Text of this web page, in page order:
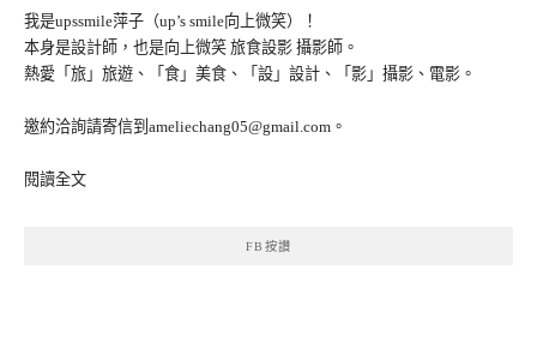
我是upssmile萍子（up’s smile向上微笑）！
本身是設計師，也是向上微笑 旅食設影 攝影師。
熱愛「旅」旅遊、「食」美食、「設」設計、「影」攝影、電影。
邀約洽詢請寄信到ameliechang05@gmail.com。
閱讀全文
FB按讚